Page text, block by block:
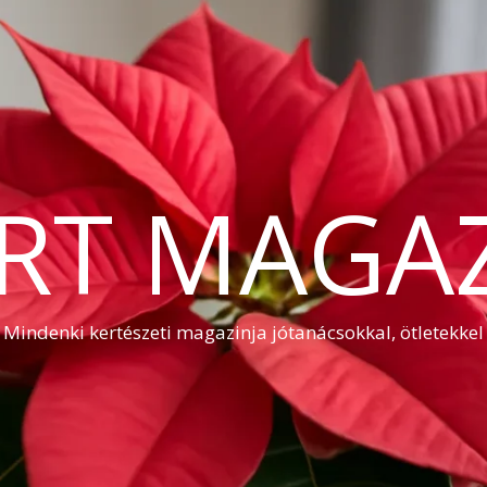
Mindenki kertészeti magazinja jótanácsokkal, ötletekkel